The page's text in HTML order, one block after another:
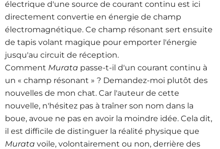
électrique d'une source de courant continu est ici
directement convertie en énergie de champ
électromagnétique. Ce champ résonant sert ensuite
de tapis volant magique pour emporter l'énergie
jusqu'au circuit de réception.
Comment Murata passe-t-il d'un courant continu à
un « champ résonant » ? Demandez-moi plutôt des
nouvelles de mon chat. Car l'auteur de cette
nouvelle, n'hésitez pas à traîner son nom dans la
boue, avoue ne pas en avoir la moindre idée. Cela dit,
il est difficile de distinguer la réalité physique que
Murata voile, volontairement ou non, derrière des